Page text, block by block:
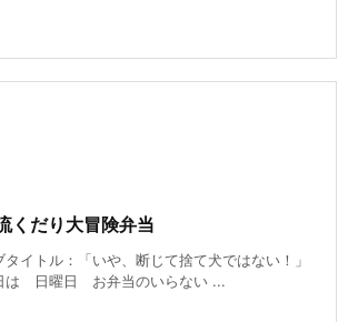
くだり大冒険弁当
タイトル：「いや、断じて捨て犬ではない！」
は 日曜日 お弁当のいらない ...